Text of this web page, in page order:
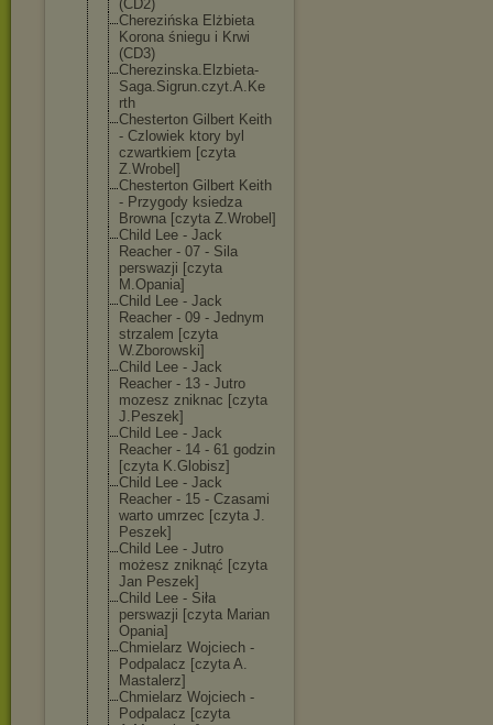
(CD2)
Cherezińska Elżbieta
Korona śniegu i Krwi
(CD3)
Cherezinska.El zbieta-
Saga.Sigrun.czyt.A.Ke
rth
Chesterton Gilbert Keith
- Czlowiek ktory byl
czwartkiem [czyta
Z.Wrobel]
Chesterton Gilbert Keith
- Przygody ksiedza
Browna [czyta Z.Wrobel]
Child Lee - Jack
Reacher - 07 - Sila
perswazji [czyta
M.Opania]
Child Lee - Jack
Reacher - 09 - Jednym
strzalem [czyta
W.Zborowski]
Child Lee - Jack
Reacher - 13 - Jutro
mozesz zniknac [czyta
J.Peszek]
Child Lee - Jack
Reacher - 14 - 61 godzin
[czyta K.Globisz]
Child Lee - Jack
Reacher - 15 - Czasami
warto umrzec [czyta J.
Peszek]
Child Lee - Jutro
możesz zniknąć [czyta
Jan Peszek]
Child Lee - Siła
perswazji [czyta Marian
Opania]
Chmielarz Wojciech -
Podpalacz [czyta A.
Mastalerz]
Chmielarz Wojciech -
Podpalacz [czyta